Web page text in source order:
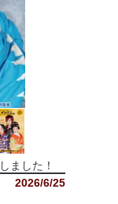
ました！
2026/6/25